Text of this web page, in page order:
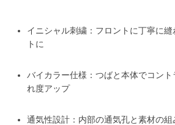
イニシャル刺繍：フロントに丁寧に
トに
バイカラー仕様：つばと本体でコン
れ度アップ
通気性設計：内部の通気孔と素材の組